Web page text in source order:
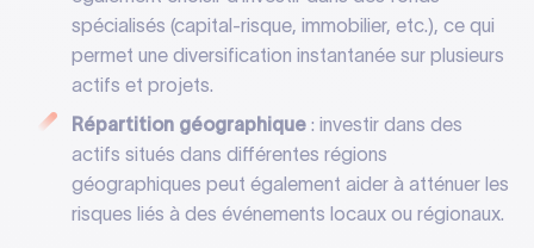
spécialisés (capital-risque, immobilier, etc.), ce qui
permet une diversification instantanée sur plusieurs
actifs et projets.
Répartition géographique : investir dans des
actifs situés dans différentes régions
géographiques peut également aider à atténuer les
risques liés à des événements locaux ou régionaux.